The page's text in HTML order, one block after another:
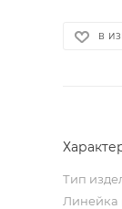
В
Тип
Линейка